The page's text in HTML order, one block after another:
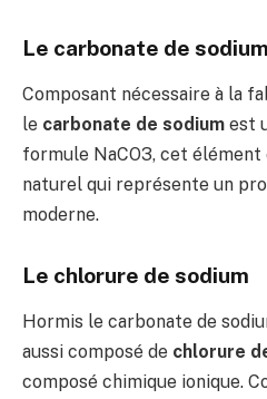
Le carbonate de sodium
Composant nécessaire à la
le carbonate de sodium est
formule NaCO3, cet
naturel qui représente un
moderne.
Le chlorure de sodium
Hormis le carbonate de
aussi composé de chlorure
composé chimique ionique.